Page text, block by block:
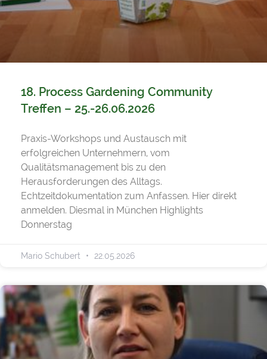
18. Process Gardening Community
Treffen – 25.-26.06.2026
Praxis-Workshops und Austausch mit
erfolgreichen Unternehmern, vom
Qualitätsmanagement bis zu den
Herausforderungen des Alltags.
Echtzeitdokumentation zum Anfassen. Hier direkt
anmelden. Diesmal in München Highlights
Donnerstag
Mario Schubert 22.05.2026